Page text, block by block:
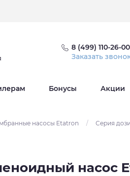
8 (499) 110-26-00
Заказать
Бонусы Акции
насосы Etatron / Серия
насос